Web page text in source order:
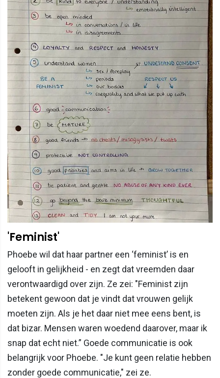
'Feminist'
Phoebe wil dat haar partner een ‘feminist’ is en
gelooft in gelijkheid - en zegt dat vreemden daar
verontwaardigd over zijn. Ze zei: "Feminist zijn
betekent gewoon dat je vindt dat vrouwen gelijk
moeten zijn. Als je het daar niet mee eens bent, is
dat bizar. Mensen waren woedend daarover, maar ik
snap dat echt niet.” Goede communicatie is ook
belangrijk voor Phoebe. "Je kunt geen relatie hebben
zonder goede communicatie," zei ze.